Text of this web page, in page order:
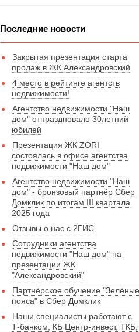
Последние новости
Закрытая презентация старта
продаж в ЖК Александровский
4 место в рейтинге агентств
недвижимости!
Агентство недвижимости "Наш
дом" отпраздновало 30летний
юбилей
Презентация ЖК ZORI
состоялась в офисе агентства
недвижимости "Наш дом"
Агентство недвижимости "Наш
дом" - бронзовый партнёр Сбер
Домклик по итогам III квартала
2025 года
Отзывы о нас с 2ГИС
Сотрудники агентства
недвижимости "Наш дом" на
презентации ЖК
"Александровский"
Партнёрское обучение "Зелёные
пояса" в Сбер Домклик
Наши специалисты работают с
Т-банком, КБ Центр-инвест, ТКБ,